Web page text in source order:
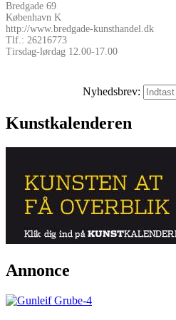
Bredgade 69
København K
http://www.bredgade-kunsthandel.dk
Tlf.: 26216773
Tirsdag-lørdag 12.00-17.00
Nyhedsbrev:
Kunstkalenderen
Annonce